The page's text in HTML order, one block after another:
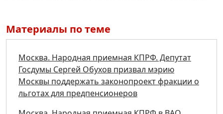
Материалы по теме
Москва. Народная приемная КПРФ. Депутат
Госдумы Сергей Обухов призвал мэрию
Москвы поддержать законопроект фракции о
льготах для предпенсионеров